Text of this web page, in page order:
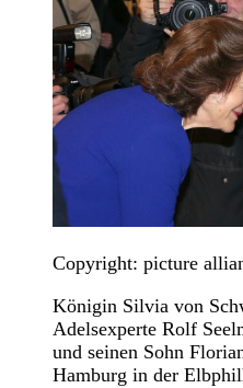
Copyright: picture
Königin Silvia von
Adelsexperte Rolf
und seinen Sohn
Hamburg in der